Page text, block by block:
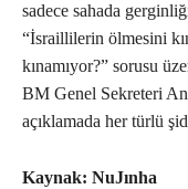
sadece sahada
“İsraillilerin ölmesini
kınamıyor?” sorusu
BM Genel Sekreteri
açıklamada her türlü
Kaynak: NuJınha